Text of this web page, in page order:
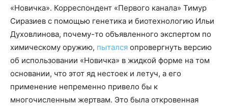
«Новичка». Корреспондент «Первого канала» Тимур
Сиразиев с помощью генетика и биотехнологию Ильи
Духовлинова, почему-то объявленного экспертом по
химическому оружию, пытался опровергнуть версию
об использовании «Новичка» в жидкой форме на том
основании, что этот яд нестоек и летуч, а его
применение непременно привело бы к
многочисленным жертвам. Это была откровенная